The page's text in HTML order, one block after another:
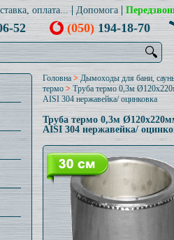
оплата... Допомога
52 (050)194-18-70
🔍
Головна > Дымоходы для бани,
термо>Труба термо 0,3м
AISI 304 нержавейка/ оцинковка
Труба термо 0,3м
AISI 304 нержавейка/